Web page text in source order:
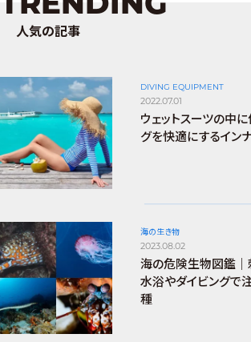
人気の記事
DIVING EQUIPMENT
2022.07.01
ウェットスーツの中
グを快適にするイン
海の生き物
2023.08.02
海の危険生物図鑑｜
水浴やダイビングで
種